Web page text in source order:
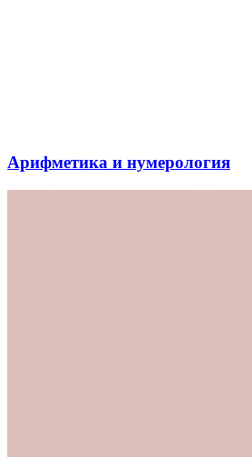
Арифметика и нумерология